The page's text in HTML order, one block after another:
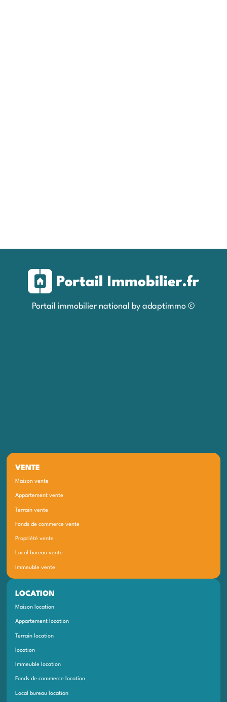
Portail immobilier national by adaptimmo ©
VENTE
Maison vente
Appartement vente
Terrain vente
Local bureau vente
Immeuble vente
Fonds de commerce vente
Propriété vente
LOCATION
Maison location
Appartement location
Terrain location
Local bureau location
location
Immeuble location
Fonds de commerce location